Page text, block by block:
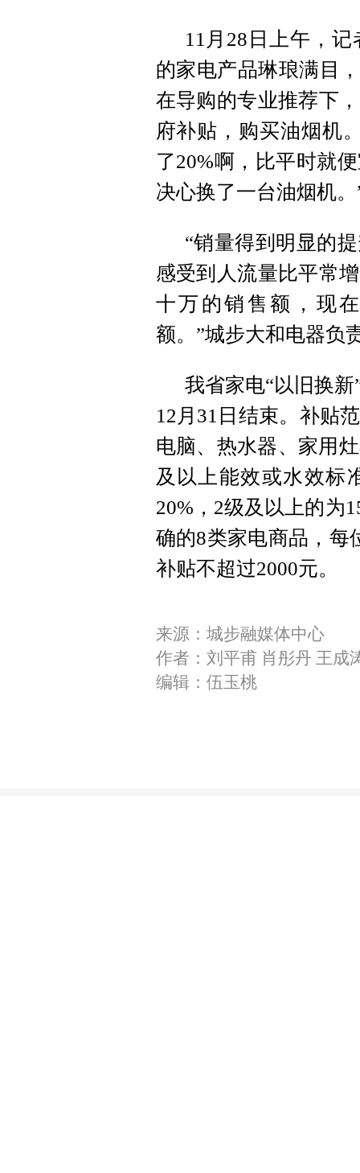
11月28日上午，
的家电产品琳琅满目
在导购的专业推荐下
府补贴，购买油烟机
了20%啊，比平时就
决心换了一台油烟机
“销量得到明显的
感受到人流量比平常
十万的销售额，现
额。”城步大和电器负
我省家电“以旧换
12月31日结束。补贴
电脑、热水器、家用
及以上能效或水效标
20%，2级及以上的为
确的8类家电商品，每
补贴不超过2000元。
来源：城步融媒体中心
作者：刘平甫 肖彤丹 王成
编辑：伍玉桃